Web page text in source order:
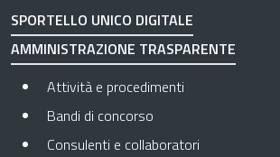
SPORTELLO UNICO DIGITALE
AMMINISTRAZIONE TRASPARENTE
Attività e procedimenti
Bandi di concorso
Consulenti e collaboratori